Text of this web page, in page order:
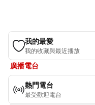
我的最愛
我的收藏與最近播放
廣播電台
熱門電台
最受歡迎電台